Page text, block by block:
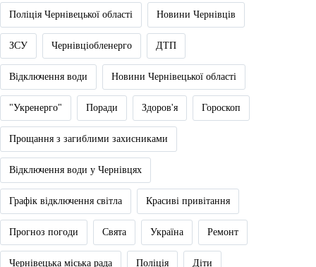
Поліція Чернівецької області Новини Чернівців
ЗСУ Чернівціобленерго ДТП
Відключення води Новини Чернівецької області
"Укренерго" Поради Здоров'я Гороскоп
Прощання з загиблими захисниками
Відключення води у Чернівцях
Графік відключення світла Красиві привітання
Прогноз погоди Свята Україна Ремонт
Чернівецька міська рада Поліція Діти